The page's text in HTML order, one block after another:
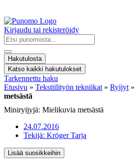
Kirjaudu tai rekisteröidy
Search
...
Hakutulosta
Katso kaikki hakutulokset
Tarkennettu haku
Etusivu » Tekstiilityön tekniikat » Ryijyt »
metsästä
Miniryijyjä: Mielikuvia metsästä
24.07.2016
Tekijä: Kröger Tarja
Lisää suosikkeihin